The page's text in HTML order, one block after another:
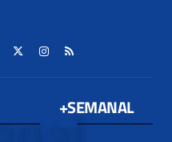
+SEMANAL